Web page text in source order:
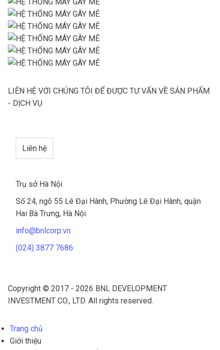
LIÊN HỆ VỚI CHÚNG TÔI ĐỂ ĐƯỢC TƯ VẤN VỀ SẢN PHẨM
- DỊCH VỤ
Liên hệ
Trụ sở Hà Nội
Số 24, ngõ 55 Lê Đại Hành, Phường Lê Đại Hành, quận
Hai Bà Trưng, Hà Nội.
info@bnlcorp.vn
(024) 3877 7686
Copyright © 2017 - 2026 BNL DEVELOPMENT
INVESTMENT CO., LTD. All rights reserved.
Trang chủ
Giới thiệu